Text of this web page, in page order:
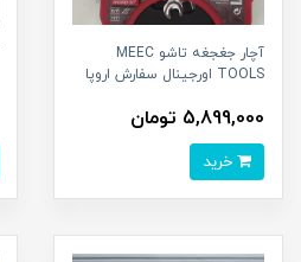
آچار جغجغه تاشو MEEC
TOOLS اورجينال سفارش اروپا
5,899,000 تومان